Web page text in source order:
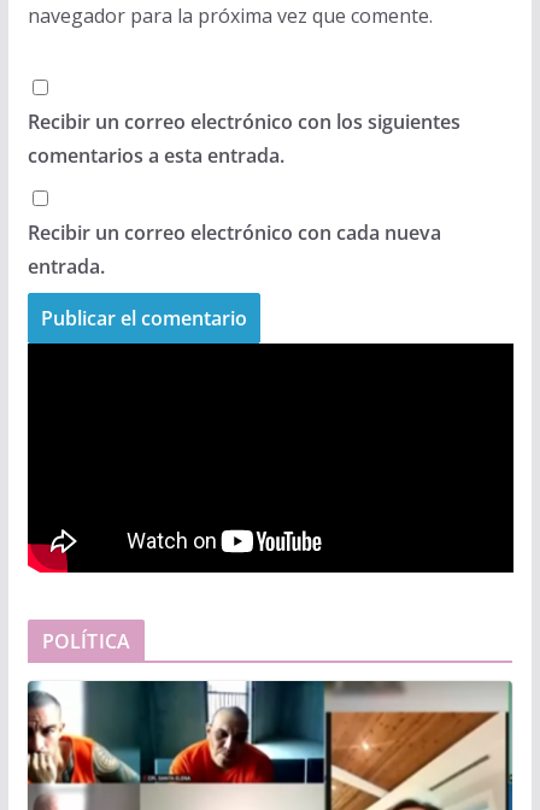
navegador para la próxima vez que comente.
Recibir un correo electrónico con los siguientes
comentarios a esta entrada.
Recibir un correo electrónico con cada nueva
entrada.
POLÍTICA